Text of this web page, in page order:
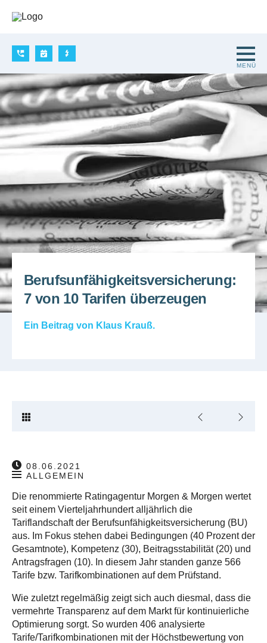
Berufsunfähigkeitsversicherung:
7 von 10 Tarifen überzeugen
Ein Beitrag von Klaus Krauß.
08.06.2021
ALLGEMEIN
Die renommierte Ratingagentur Morgen & Morgen wertet
seit einem Vierteljahrhundert alljährlich die
Tariflandschaft der Berufsunfähigkeitsversicherung (BU)
aus. Im Fokus stehen dabei Bedingungen (40 Prozent der
Gesamtnote), Kompetenz (30), Beitragsstabilität (20) und
Antragsfragen (10). In diesem Jahr standen ganze 566
Tarife bzw. Tarifkombinationen auf dem Prüfstand.
Wie zuletzt regelmäßig zeigt sich auch diesmal, dass die
vermehrte Transparenz auf dem Markt für kontinuierliche
Optimierung sorgt. So wurden 406 analysierte
Tarife/Tarifkombinationen mit der Höchstbewertung von